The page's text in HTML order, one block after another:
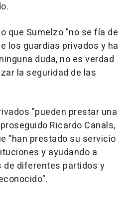
que Sumelzo "no se fía de
los guardias privados y ha
duda, no es verdad
la seguridad de las
"pueden prestar una
Ricardo Canals,
"han prestado su servicio
y ayudando a
de diferentes partidos y